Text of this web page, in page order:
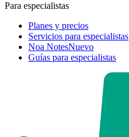
Para especialistas
Planes y precios
Servicios para especialistas
Noa NotesNuevo
Guías para especialistas